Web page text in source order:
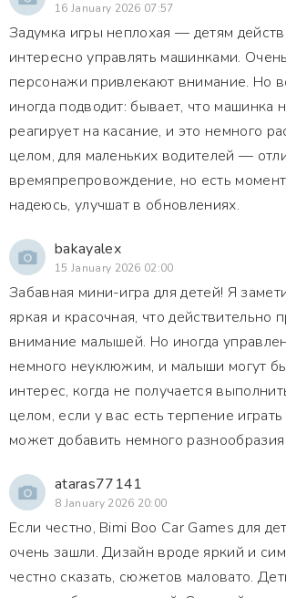
16 January 2026 07:57
Задумка игры неплохая — детям
интересно управлять машинками.
персонажи привлекают внимание. Но
иногда подводит: бывает, что машинка
реагирует на касание, и это немного
целом, для маленьких водителей —
времяпрепровождение, но есть
надеюсь, улучшат в обновлениях.
bakayalex
15 January 2026 02:00
Забавная мини-игра для детей! Я
яркая и красочная, что действительно
внимание малышей. Но иногда
немного неуклюжим, и малыши могут
интерес, когда не получается
целом, если у вас есть терпение
может добавить немного
ataras77141
8 January 2026 20:00
Если честно, Bimi Boo Car Games для
очень зашли. Дизайн вроде яркий и
честно сказать, сюжетов маловато.